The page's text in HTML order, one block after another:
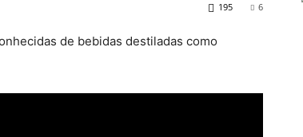
6
195
de bebidas destiladas como